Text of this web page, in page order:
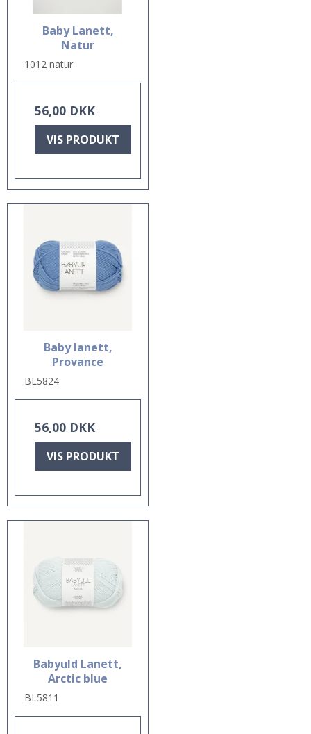
Baby Lanett,
Natur
1012 natur
56,00 DKK
VIS PRODUKT
Baby lanett,
Provance
BL5824
56,00 DKK
VIS PRODUKT
Babyuld Lanett,
Arctic blue
BL5811